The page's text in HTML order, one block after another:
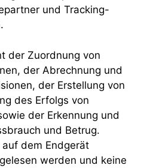
und Tracking-
der Zuordnung von
der Abrechnung und
der Erstellung von
des Erfolgs von
der Erkennung und
und Betrug.
dem Endgerät
werden und keine